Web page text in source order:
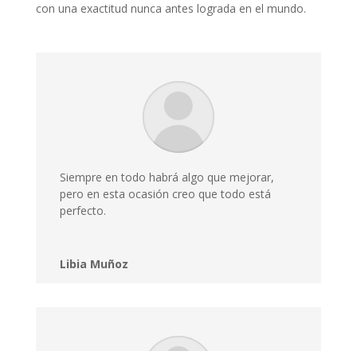
con una exactitud nunca antes lograda en el mundo.
Siempre en todo habrá algo que mejorar,
pero en esta ocasión creo que todo está
perfecto.
Libia Muñoz